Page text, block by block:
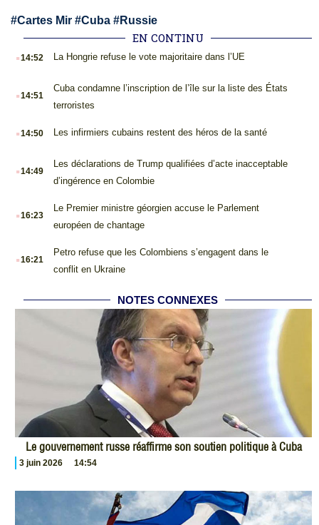
#Cartes Mir #Cuba #Russie
EN CONTINU
.14:52 La Hongrie refuse le vote majoritaire dans l’UE
.14:51
Cuba condamne l’inscription de l’île sur la liste des États
terroristes
.14:50 Les infirmiers cubains restent des héros de la santé
.14:49
Les déclarations de Trump qualifiées d’acte inacceptable
d’ingérence en Colombie
.16:23
Le Premier ministre géorgien accuse le Parlement
européen de chantage
.16:21
Petro refuse que les Colombiens s’engagent dans le
conflit en Ukraine
NOTES CONNEXES
Le gouvernement russe réaffirme son soutien politique à Cuba
3 juin 2026 14:54